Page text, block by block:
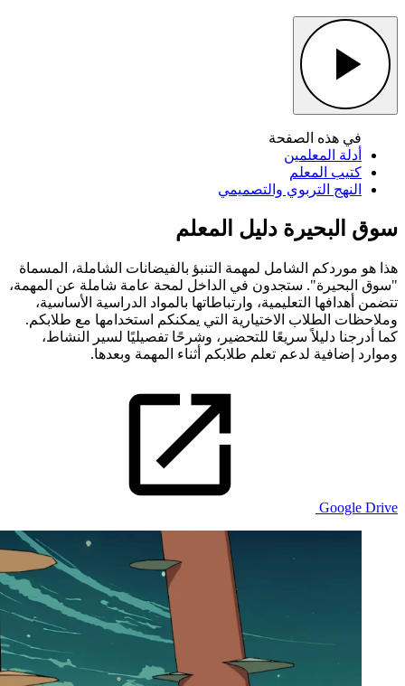
في هذه الصفحة
أدلة المعلمين
كتيب المعلم
النهج التربوي والتصميمي
سوق البحيرة دليل المعلم
هذا هو موردكم الشامل لمهمة التنبؤ بالفيضانات الشاملة، المسماة
"سوق البحيرة". ستجدون في الداخل لمحة عامة شاملة عن المهمة،
تتضمن أهدافها التعليمية، وارتباطاتها بالمواد الدراسية الأساسية،
وملاحظات الطلاب الاختيارية التي يمكنكم استخدامها مع طلابكم.
كما أدرجنا دليلاً سريعًا للتحضير، وشرحًا تفصيليًا لسير النشاط،
وموارد إضافية لدعم تعلم طلابكم أثناء المهمة وبعدها.
Google Drive